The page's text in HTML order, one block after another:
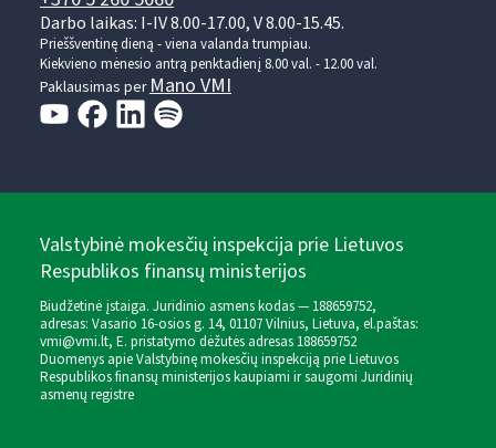
Darbo laikas: I-IV 8.00-17.00, V 8.00-15.45.
Prieššventinę dieną - viena valanda trumpiau.
Kiekvieno mėnesio antrą penktadienį 8.00 val. - 12.00 val.
Paklausimas perMano VMI
Valstybinė mokesčių inspekcija prie Lietuvos
Respublikos finansų ministerijos
Biudžetinė įstaiga. Juridinio asmens kodas — 188659752,
adresas: Vasario 16-osios g. 14, 01107 Vilnius, Lietuva, el.paštas:
vmi@vmi.lt, E. pristatymo dėžutės adresas 188659752
Duomenys apie Valstybinę mokesčių inspekciją prie Lietuvos
Respublikos finansų ministerijos kaupiami ir saugomi Juridinių
asmenų registre